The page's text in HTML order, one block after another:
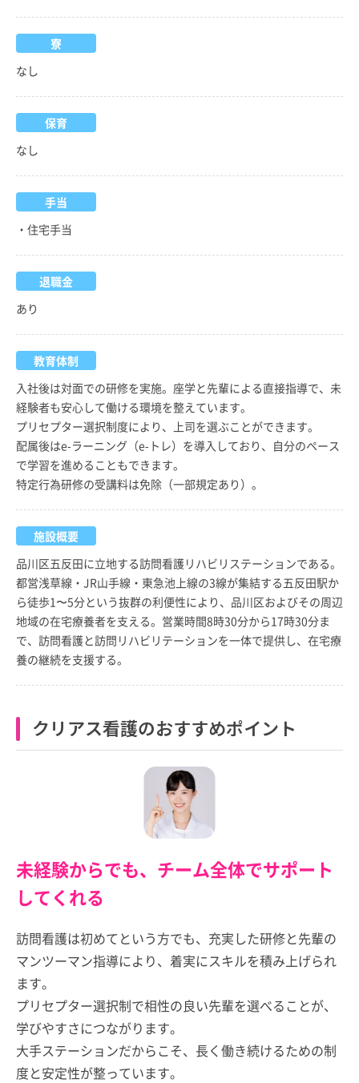
寮
なし
保育
なし
手当
・住宅手当
退職金
あり
教育体制
入社後は対面での研修を実施。座学と先輩による直接指導で、未
経験者も安心して働ける環境を整えています。
プリセプター選択制度により、上司を選ぶことができます。
配属後はe-ラーニング（e-トレ）を導入しており、自分のペース
で学習を進めることもできます。
特定行為研修の受講料は免除（一部規定あり）。
施設概要
品川区五反田に立地する訪問看護リハビリステーションである。
都営浅草線・JR山手線・東急池上線の3線が集結する五反田駅か
ら徒歩1〜5分という抜群の利便性により、品川区およびその周辺
地域の在宅療養者を支える。営業時間8時30分から17時30分ま
で、訪問看護と訪問リハビリテーションを一体で提供し、在宅療
養の継続を支援する。
クリアス看護のおすすめポイント
未経験からでも、チーム全体でサポート
してくれる
訪問看護は初めてという方でも、充実した研修と先輩の
マンツーマン指導により、着実にスキルを積み上げられ
ます。
プリセプター選択制で相性の良い先輩を選べることが、
学びやすさにつながります。
大手ステーションだからこそ、長く働き続けるための制
度と安定性が整っています。